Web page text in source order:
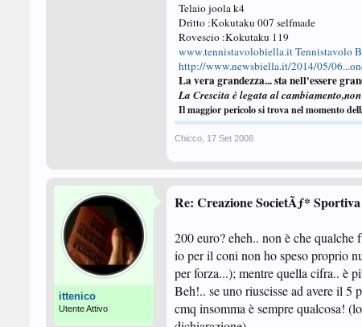
Telaio joola k4
Dritto :Kokutaku 007 selfmade
Rovescio :Kokutaku 119
www.tennistavolobiella.itTennistavolo
http://www.newsbiella.it/2014/05/
La vera grandezza... sta nell'essere
La Crescita è legata al
Il maggior pericolo si trova nel momento
Chicco 17 Set 2008
ittenico
Utente Attivo
Re: Creazione SocietÃƒ* Sportiva
200 euro? eheh.. non è che
io per il coni non ho speso proprio
per forza...); mentre quella cifra.. è
Beh!.. se uno riuscisse ad avere il 5
cmq insomma è sempre qualcosa!